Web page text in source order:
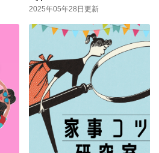
2025年05年28日更新